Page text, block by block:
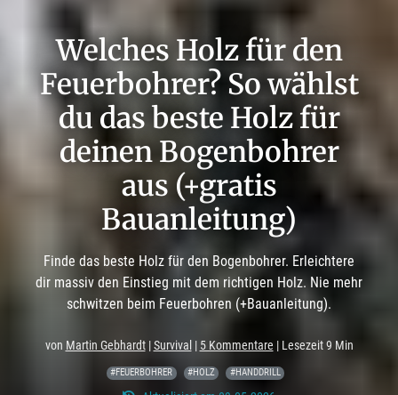
Welches Holz für den
Feuerbohrer? So wählst
du das beste Holz für
deinen Bogenbohrer
aus (+gratis
Bauanleitung)
Finde das beste Holz für den Bogenbohrer. Erleichtere
dir massiv den Einstieg mit dem richtigen Holz. Nie mehr
schwitzen beim Feuerbohren (+Bauanleitung).
von Martin Gebhardt|Survival | 5 Kommentare | Lesezeit 9 Min
#FEUERBOHRER #HOLZ #HANDDRILL